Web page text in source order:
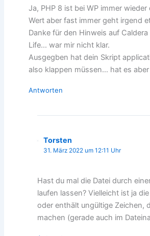
Ja, PHP 8 ist bei WP immer wieder
Wert aber fast immer geht irgend
Danke für den Hinweis auf
Life… war mir nicht klar.
Ausgegben hat dein Skript
also klappen müssen… hat es
Antworten
Torsten
31. März 2022 um 12:11 Uhr
Hast du mal die Datei durch
laufen lassen? Vielleicht ist ja
oder enthält ungültige Zeichen,
machen (gerade auch im